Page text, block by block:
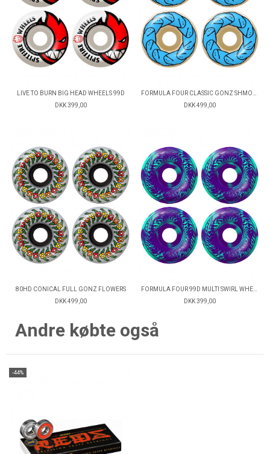
LIVE TO BURN BIG HEAD WHEELS 99D
DKK 399,00
DKK 499,00
80HD CONICAL FULL GONZ FLOWERS
DKK 499,00
DKK 399,00
Andre købte også
-44%